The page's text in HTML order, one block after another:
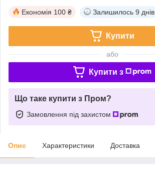
Економія 100 ₴ Залишилось 9 днів
Купити
або
Купити з
Що таке купити з Пром?
Замовлення під захистом
Опис Характеристики Доставка